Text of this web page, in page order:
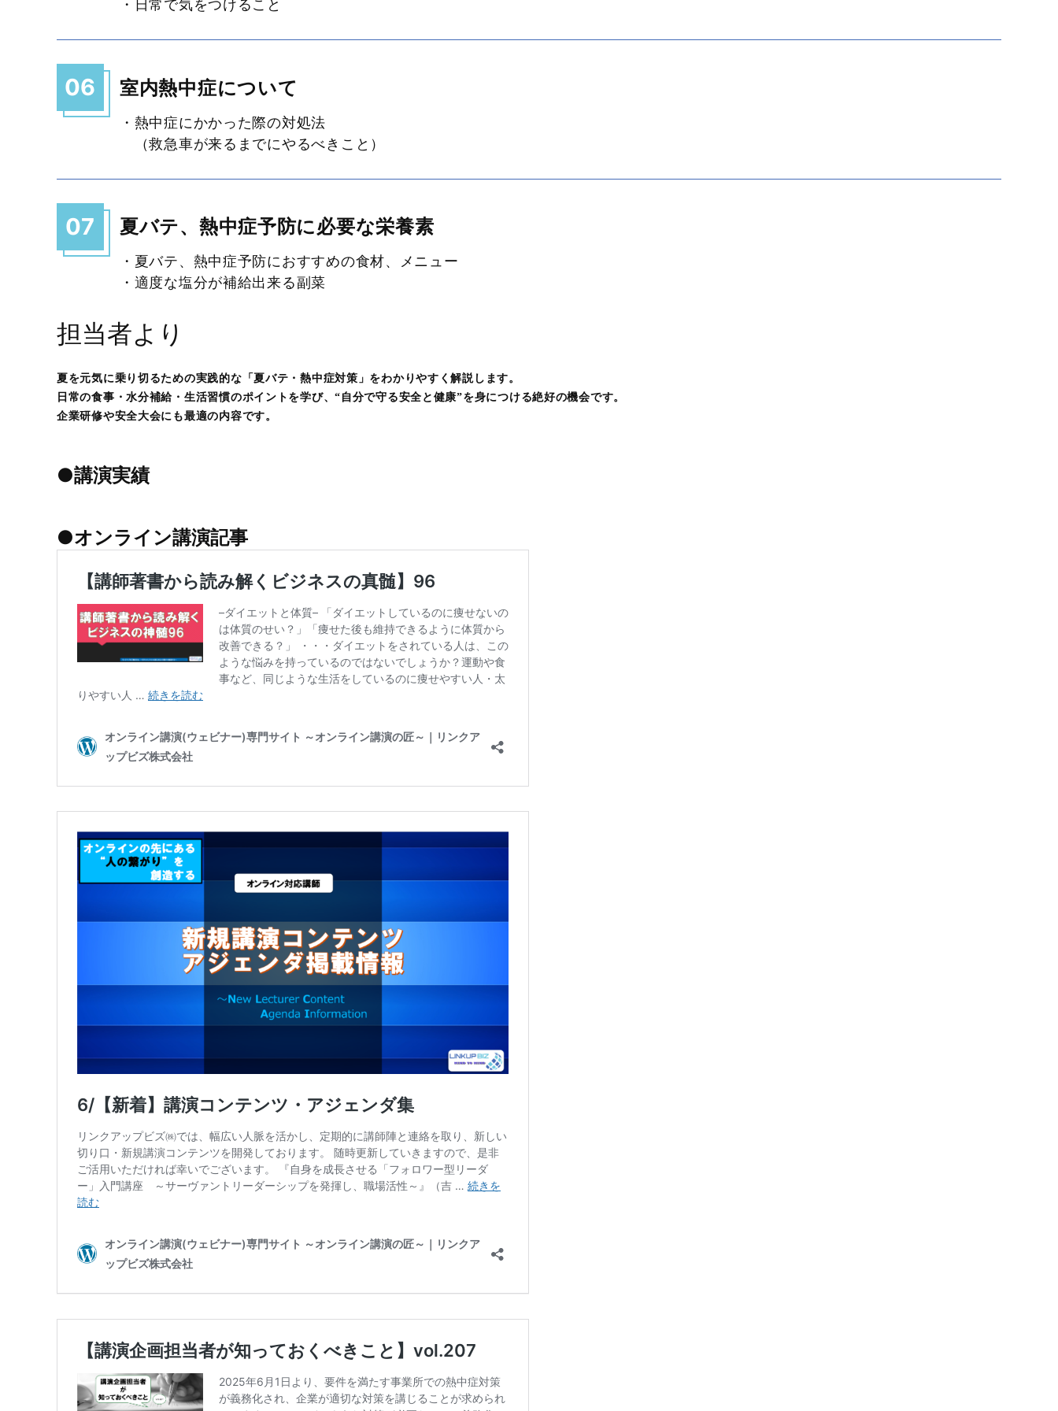
・日常で気をつけること
06 室内熱中症について
・熱中症にかかった際の対処法
（救急車が来るまでにやるべきこと）
07 夏バテ、熱中症予防に必要な栄養素
・夏バテ、熱中症予防におすすめの食材、メニュー
・適度な塩分が補給出来る副菜
担当者より
夏を元気に乗り切るための実践的な「夏バテ・熱中症対策」をわかりやすく解説します。
日常の食事・水分補給・生活習慣のポイントを学び、“自分で守る安全と健康”を身につける絶好の機会です。
企業研修や安全大会にも最適の内容です。
●講演実績
●オンライン講演記事